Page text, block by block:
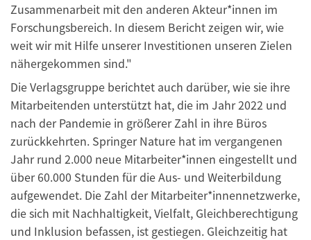
Zusammenarbeit mit den anderen Akteur*innen im
Forschungsbereich. In diesem Bericht zeigen wir, wie
weit wir mit Hilfe unserer Investitionen unseren Zielen
nähergekommen sind."
Die Verlagsgruppe berichtet auch darüber, wie sie ihre
Mitarbeitenden unterstützt hat, die im Jahr 2022 und
nach der Pandemie in größerer Zahl in ihre Büros
zurückkehrten. Springer Nature hat im vergangenen
Jahr rund 2.000 neue Mitarbeiter*innen eingestellt und
über 60.000 Stunden für die Aus- und Weiterbildung
aufgewendet. Die Zahl der Mitarbeiter*innennetzwerke,
die sich mit Nachhaltigkeit, Vielfalt, Gleichberechtigung
und Inklusion befassen, ist gestiegen. Gleichzeitig hat